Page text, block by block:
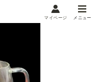
メニュー
閲覧履歴
マイページ